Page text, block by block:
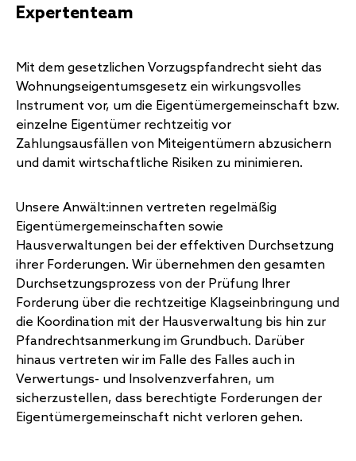
Expertenteam
Mit dem gesetzlichen Vorzugspfandrecht sieht das
Wohnungseigentumsgesetz ein wirkungsvolles
Instrument vor, um die Eigentümergemeinschaft bzw.
einzelne Eigentümer rechtzeitig vor
Zahlungsausfällen von Miteigentümern abzusichern
und damit wirtschaftliche Risiken zu minimieren.
Unsere Anwält:innen vertreten regelmäßig
Eigentümergemeinschaften sowie
Hausverwaltungen bei der effektiven Durchsetzung
ihrer Forderungen. Wir übernehmen den gesamten
Durchsetzungsprozess von der Prüfung Ihrer
Forderung über die rechtzeitige Klagseinbringung und
die Koordination mit der Hausverwaltung bis hin zur
Pfandrechtsanmerkung im Grundbuch. Darüber
hinaus vertreten wir im Falle des Falles auch in
Verwertungs- und Insolvenzverfahren, um
sicherzustellen, dass berechtigte Forderungen der
Eigentümergemeinschaft nicht verloren gehen.